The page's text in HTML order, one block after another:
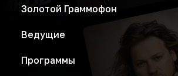
Золотой Граммофон
Ведущие
Программы